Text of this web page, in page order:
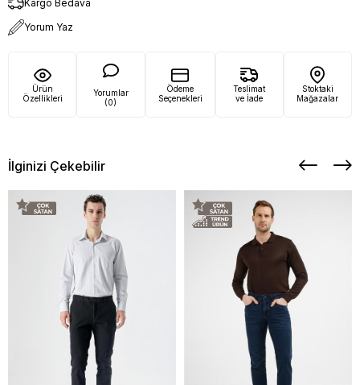
Kargo Bedava
Yorum Yaz
Ürün
Özellikleri
Yorumlar
(0)
Ödeme
Seçenekleri
Teslimat
ve İade
Stoktaki
Mağazalar
İlginizi Çekebilir